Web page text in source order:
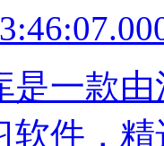
是一款
软件，